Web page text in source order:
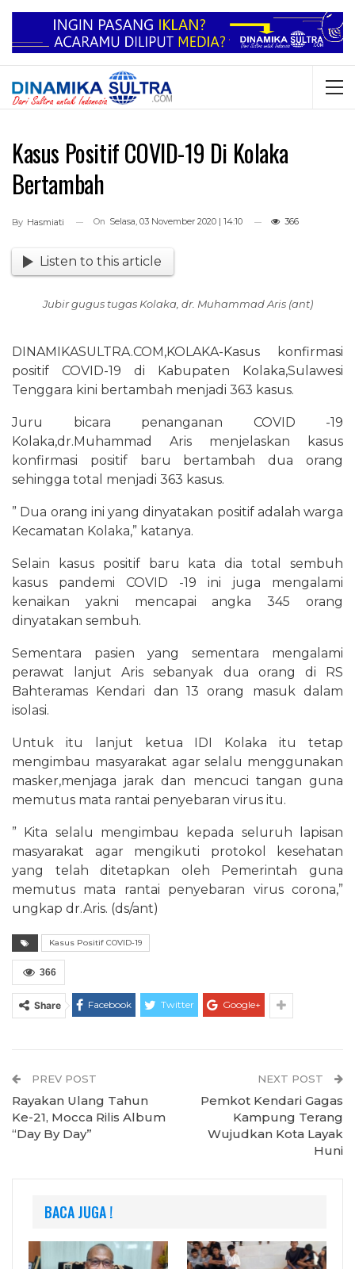
Kasus Positif COVID-19 Di Kolaka
Bertambah
By Hasmiati On Selasa, 03 November 2020 | 14:10 366
Listen to this article
Jubir gugus tugas Kolaka, dr. Muhammad Aris (ant)
DINAMIKASULTRA.COM,KOLAKA-Kasus konfirmasi
positif COVID-19 di Kabupaten Kolaka,Sulawesi
Tenggara kini bertambah menjadi 363 kasus.
Juru bicara penanganan COVID -19
Kolaka,dr.Muhammad Aris menjelaskan kasus
konfirmasi positif baru bertambah dua orang
sehingga total menjadi 363 kasus.
” Dua orang ini yang dinyatakan positif adalah warga
Kecamatan Kolaka,” katanya.
Selain kasus positif baru kata dia total sembuh
kasus pandemi COVID -19 ini juga mengalami
kenaikan yakni mencapai angka 345 orang
dinyatakan sembuh.
Sementara pasien yang sementara mengalami
perawat lanjut Aris sebanyak dua orang di RS
Bahteramas Kendari dan 13 orang masuk dalam
isolasi.
Untuk itu lanjut ketua IDI Kolaka itu tetap
mengimbau masyarakat agar selalu menggunakan
masker,menjaga jarak dan mencuci tangan guna
memutus mata rantai penyebaran virus itu.
” Kita selalu mengimbau kepada seluruh lapisan
masyarakat agar mengikuti protokol kesehatan
yang telah ditetapkan oleh Pemerintah guna
memutus mata rantai penyebaran virus corona,”
ungkap dr.Aris. (ds/ant)
Kasus Positif COVID-19
366
Share Facebook Twitter Google+
PREV POST
Rayakan Ulang Tahun
Ke-21, Mocca Rilis Album
“Day By Day”
NEXT POST
Pemkot Kendari Gagas
Kampung Terang
Wujudkan Kota Layak
Huni
BACA JUGA !